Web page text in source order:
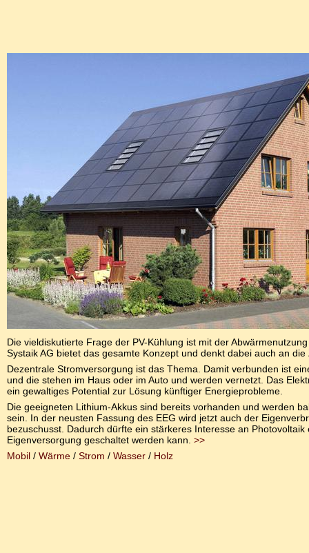
Die vieldiskutierte Frage der PV-Kühlung ist mit der
Systaik AG bietet das gesamte Konzept und denkt dabei auch an die
Dezentrale Stromversorgung ist das Thema. Damit verbunden ist
und die stehen im Haus oder im Auto und werden vernetzt. Das
ein gewaltiges Potential zur Lösung künftiger Energieprobleme.
Die geeigneten Lithium-Akkus sind bereits vorhanden und werden
sein. In der neusten Fassung des EEG wird jetzt auch der
bezuschusst. Dadurch dürfte ein stärkeres Interesse an
Eigenversorgung geschaltet werden kann. >>
Mobil / Wärme / Strom / Wasser / Holz